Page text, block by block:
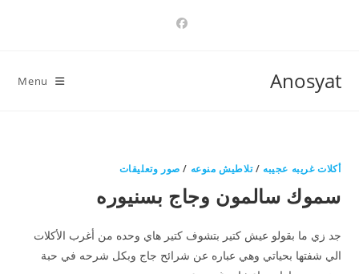
Anosyat
Menu
أكلات غريبه عجيبه /تلاطيش منوعه / صور وتعليقات
سموك سالمون وجاج بسنيوره
جد زي ما بقولو عيش كتير بتشوف كتير هاي وحده من أغرب الأكلات
الي شفتها بحياتي وهي عباره عن شرائح جاج وبكل شرحه في حبة